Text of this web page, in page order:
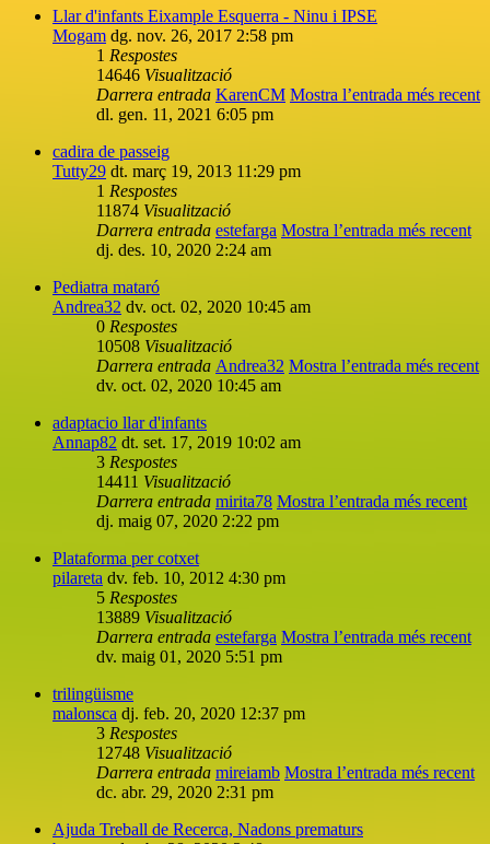
Llar d'infants Eixample Esquerra - Ninu i IPSE
Mogam dg. nov. 26, 2017 2:58 pm
1 Respostes
14646 Visualització
Darrera entrada KarenCM Mostra l’entrada més recent
dl. gen. 11, 2021 6:05 pm
cadira de passeig
Tutty29 dt. març 19, 2013 11:29 pm
1 Respostes
11874 Visualització
Darrera entrada estefarga Mostra l’entrada més recent
dj. des. 10, 2020 2:24 am
Pediatra mataró
Andrea32 dv. oct. 02, 2020 10:45 am
0 Respostes
10508 Visualització
Darrera entrada Andrea32 Mostra l’entrada més recent
dv. oct. 02, 2020 10:45 am
adaptacio llar d'infants
Annap82 dt. set. 17, 2019 10:02 am
3 Respostes
14411 Visualització
Darrera entrada mirita78 Mostra l’entrada més recent
dj. maig 07, 2020 2:22 pm
Plataforma per cotxet
pilareta dv. feb. 10, 2012 4:30 pm
5 Respostes
13889 Visualització
Darrera entrada estefarga Mostra l’entrada més recent
dv. maig 01, 2020 5:51 pm
trilingüisme
malonsca dj. feb. 20, 2020 12:37 pm
3 Respostes
12748 Visualització
Darrera entrada mireiamb Mostra l’entrada més recent
dc. abr. 29, 2020 2:31 pm
Ajuda Treball de Recerca, Nadons prematurs